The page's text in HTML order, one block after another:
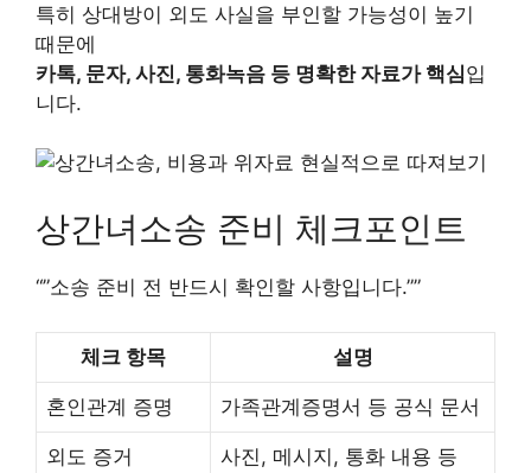
특히 상대방이 외도 사실을 부인할 가능성이 높기
때문에
카톡, 문자, 사진, 통화녹음 등 명확한 자료가 핵심입
니다.
상간녀소송 준비 체크포인트
“”소송 준비 전 반드시 확인할 사항입니다.””
체크 항목 설명
혼인관계 증명 가족관계증명서 등 공식 문서
외도 증거 사진, 메시지, 통화 내용 등